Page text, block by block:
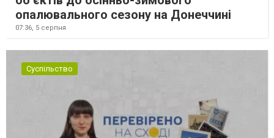
опалювального сезону на Донеччині
07:36, 5 серпня
Суспільство